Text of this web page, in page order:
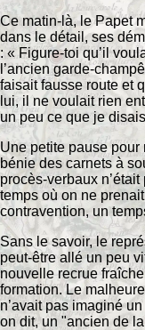
Ce matin-là, le Papet
dans le détail, ses
: « Figure-toi qu’il
l’ancien garde-
faisait fausse route et
lui, il ne voulait rien
un peu ce que je
Une petite pause pour
bénie des carnets à
procès-verbaux
temps où on ne
contravention, un
Sans le savoir, le
peut-être allé un peu
nouvelle recrue
formation. Le
n’avait pas imaginé
on dit, un "ancien de